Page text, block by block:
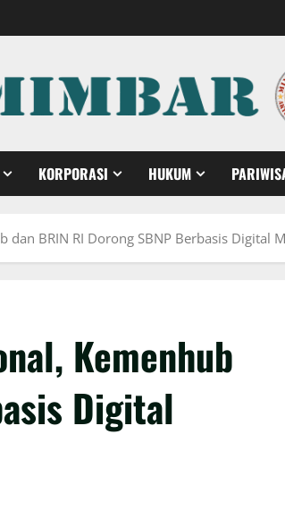
KORPORASI HUKUM
dan BRIN RI Dorong SBNP Berbasis Digital
Kemenhub
Digital